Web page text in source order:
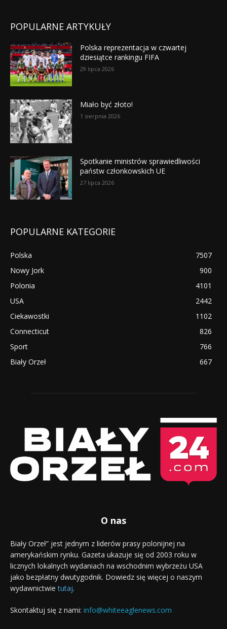
POPULARNE ARTYKUŁY
Polska reprezentacja w czwartej
dziesiątce rankingu FIFA
29 lipca 2026
Miało być złoto!
1 sierpnia 2026
Spotkanie ministrów sprawiedliwości
państw członkowskich UE
27 lipca 2026
POPULARNE KATEGORIE
Polska
7507
Nowy Jork
900
Polonia
4101
USA
2442
Ciekawostki
1102
Connecticut
826
Sport
766
Biały Orzeł
667
O nas
Biały Orzeł” jest jednym z liderów prasy polonijnej na
amerykańskim rynku. Gazeta ukazuje się od 2003 roku w
licznych lokalnych wydaniach na wschodnim wybrzeżu USA
jako bezpłatny dwutygodnik. Dowiedz się więcej o naszym
wydawnictwietutaj.
Skontaktuj się z nami: info@whiteeaglenews.com